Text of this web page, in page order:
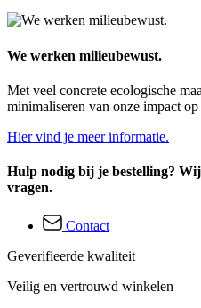
We werken milieubewust.
Met veel concrete ecologische
minimaliseren van onze impact
Hier vind je meer informatie.
Hulp nodig bij je bestelling?
vragen.
Contact
Geverifieerde kwaliteit
Veilig en vertrouwd winkelen